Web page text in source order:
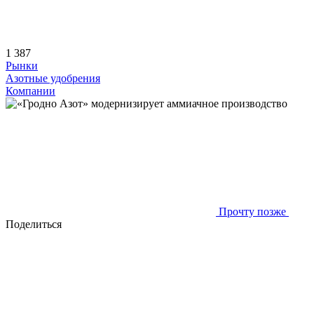
1 387
Рынки
Азотные удобрения
Компании
Прочту позже
Поделиться